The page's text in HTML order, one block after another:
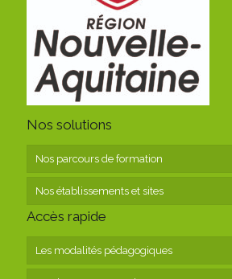
Nos solutions
Nos parcours de formation
Nos établissements et sites
Accès rapide
Les modalités pédagogiques